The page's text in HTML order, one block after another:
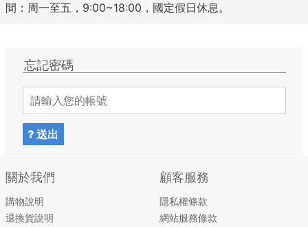
間：周一至五，9:00~18:00，國定假日休息。
忘記密碼
送出
關於我們
購物說明
退換貨說明
顧客服務
隱私權條款
網站服務條款